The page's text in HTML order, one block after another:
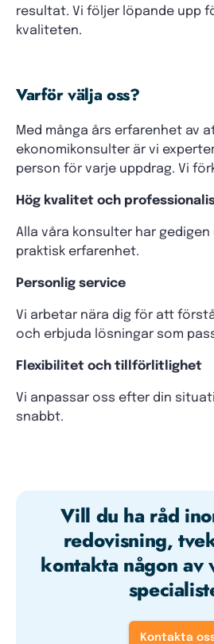
resultat. Vi följer löpande upp
kvaliteten.
Varför välja oss?
Med många års erfarenhet av
ekonomikonsulter är vi
person för varje uppdrag. Vi
Hög kvalitet och
Alla våra konsulter har
praktisk erfarenhet.
Personlig service
Vi arbetar nära dig för att
och erbjuda lösningar som
Flexibilitet och tillförlitlighet
Vi anpassar oss efter din
snabbt.
Vill du ha råd
redovisning,
kontakta någon av
Kontakta